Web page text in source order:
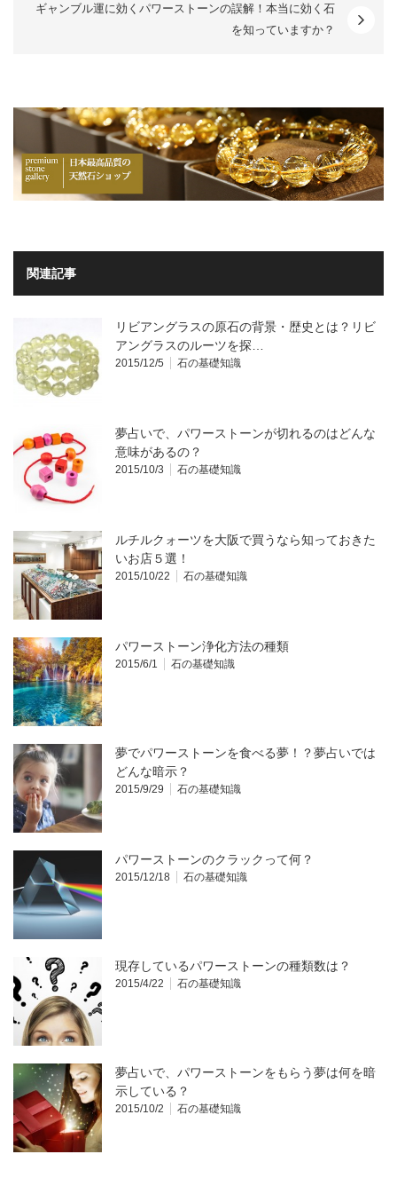
ギャンブル運に効くパワーストーンの誤解！本当に効く石
を知っていますか？
関連記事
リビアングラスの原石の背景・歴史とは？リビ
アングラスのルーツを探…
2015/12/5 石の基礎知識
夢占いで、パワーストーンが切れるのはどんな
意味があるの？
2015/10/3 石の基礎知識
ルチルクォーツを大阪で買うなら知っておきた
いお店５選！
2015/10/22 石の基礎知識
パワーストーン浄化方法の種類
2015/6/1 石の基礎知識
夢でパワーストーンを食べる夢！？夢占いでは
どんな暗示？
2015/9/29 石の基礎知識
パワーストーンのクラックって何？
2015/12/18 石の基礎知識
現存しているパワーストーンの種類数は？
2015/4/22 石の基礎知識
夢占いで、パワーストーンをもらう夢は何を暗
示している？
2015/10/2 石の基礎知識